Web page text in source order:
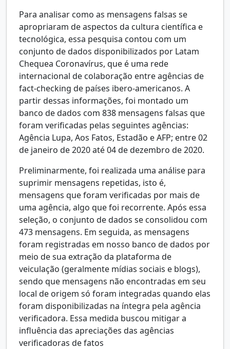
Para analisar como as mensagens falsas se
apropriaram de aspectos da cultura científica e
tecnológica, essa pesquisa contou com um
conjunto de dados disponibilizados por Latam
Chequea Coronavírus, que é uma rede
internacional de colaboração entre agências de
fact-checking de países ibero-americanos. A
partir dessas informações, foi montado um
banco de dados com 838 mensagens falsas que
foram verificadas pelas seguintes agências:
Agência Lupa, Aos Fatos, Estadão e AFP; entre 02
de janeiro de 2020 até 04 de dezembro de 2020.
Preliminarmente, foi realizada uma análise para
suprimir mensagens repetidas, isto é,
mensagens que foram verificadas por mais de
uma agência, algo que foi recorrente. Após essa
seleção, o conjunto de dados se consolidou com
473 mensagens. Em seguida, as mensagens
foram registradas em nosso banco de dados por
meio de sua extração da plataforma de
veiculação (geralmente mídias sociais e blogs),
sendo que mensagens não encontradas em seu
local de origem só foram integradas quando elas
foram disponibilizadas na íntegra pela agência
verificadora. Essa medida buscou mitigar a
influência das apreciações das agências
verificadoras de fatos